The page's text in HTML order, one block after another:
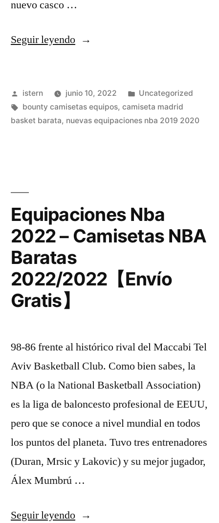
nuevo casco …
Seguir leyendo«Tienda
Europe
–
2022
2022
Camisetas
NBA»
Publicado
por
istern junio 10, 2022
Publicado
en
Uncategorized
Etiquetas:
bounty camisetas equipos, camiseta madrid
basket barata, nuevas equipaciones nba 2019 2020
Equipaciones Nba
2022 – Camisetas NBA
Baratas
2022/2022【Envío
Gratis】
98-86 frente al histórico rival del Maccabi Tel
Aviv Basketball Club. Como bien sabes, la
NBA (o la National Basketball Association)
es la liga de baloncesto profesional de EEUU,
pero que se conoce a nivel mundial en todos
los puntos del planeta. Tuvo tres entrenadores
(Duran, Mrsic y Lakovic) y su mejor jugador,
Álex Mumbrú …
Seguir leyendo«Equipaciones